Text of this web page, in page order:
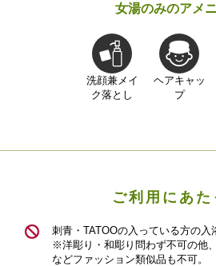
女湯のみのアメ
洗顔兼メイ
ク落とし
ヘアキャッ
プ
ご利用にあた
刺青・TATOOの入っている方の入
※洋彫り・和彫り問わず不可の他
などファッション類似品も不可。